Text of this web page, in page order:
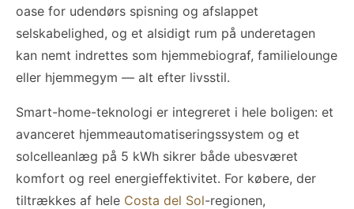
oase for udendørs spisning og afslappet
selskabelighed, og et alsidigt rum på underetagen
kan nemt indrettes som hjemmebiograf, familielounge
eller hjemmegym — alt efter livsstil.
Smart-home-teknologi er integreret i hele boligen: et
avanceret hjemmeautomatiseringssystem og et
solcelleanlæg på 5 kWh sikrer både ubesværet
komfort og reel energieffektivitet. For købere, der
tiltrækkes af hele Costa del Sol-regionen,